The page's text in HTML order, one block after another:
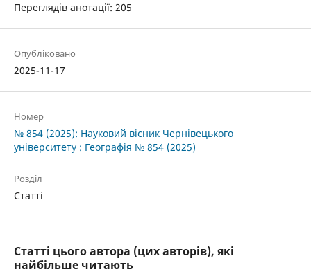
Переглядів анотації: 205
Опубліковано
2025-11-17
Номер
№ 854 (2025): Науковий вісник Чернівецького
університету : Географія № 854 (2025)
Розділ
Статті
Статті цього автора (цих авторів), які
найбільше читають